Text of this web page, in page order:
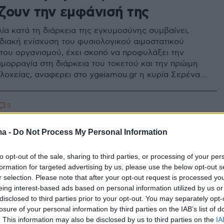
- Do Not Process My Personal Information
opt-out of the sale, sharing to third parties, or processing of your
for targeted advertising by us, please use the below opt-out
selection. Please note that after your opt-out request is processed
interest-based ads based on personal information utilized by us
to third parties prior to your opt-out. You may separately
of your personal information by third parties on the IAB’s list of
This information may also be disclosed by us to third parties on the
την εμφάνισή της
κατά τη διάρκεια της εγκυμοσύνης συμβαίνει,
ενίσχυση του φυσιολογικού αιμοστατικού
οργανισμού, έχει σκοπό να προφυλάξει την
στη διάρκεια του τοκετού και την πρώιμη
αναφερει στο ygeiamou.gr η κυρία Σερένα
Νοσοκομείο
σκοτώθηκε σε τροχαίο ενώ
στο νοσοκομείο να γεννήσει
μητέρα της νεαρής εγκύου, που ονειρευόταν να γίνει
ελαφρά ο σύζυγός της
3